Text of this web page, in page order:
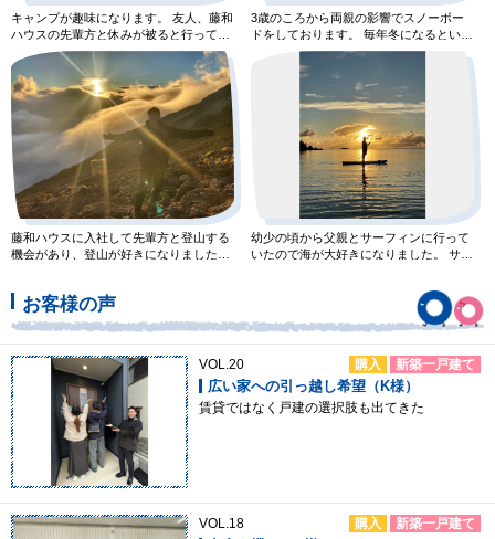
キャンプが趣味になります。 友人、藤和
ハウスの先輩方と休みが被ると行ってい
ます。 キャンプ飯を作
3歳のころから両親の影響でスノーボー
ドをしております。 毎年冬になるといろ
んな場所に滑りに行ってい
藤和ハウスに入社して先輩方と登山する
機会があり、登山が好きになりました。
幼少の頃から父親とサーフィンに行って
いたので海が大好きになりました。 サー
お客様の声
VOL.20 購入 新築一戸建て
広い家への引っ越し希望（K様）
賃貸ではなく戸建の選択肢も出てきた
VOL.18 購入 新築一戸建て